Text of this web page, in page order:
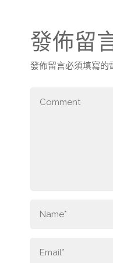
發佈留
發佈留言必須填寫的